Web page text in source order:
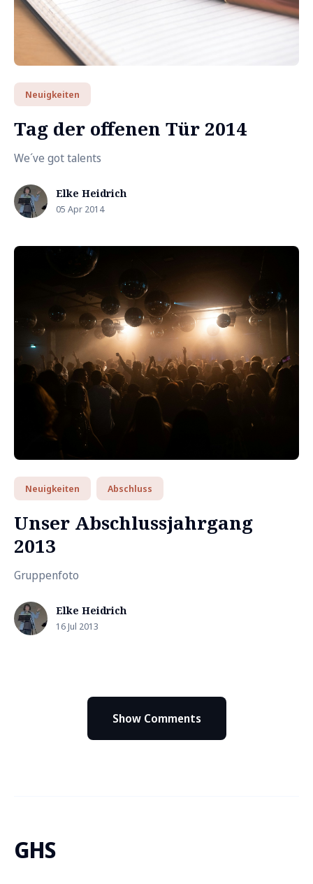
Neuigkeiten
Tag der offenen Tür 2014
We´ve got talents
Elke Heidrich
05 Apr 2014
Neuigkeiten Abschluss
Unser Abschlussjahrgang
2013
Gruppenfoto
Elke Heidrich
16 Jul 2013
Show Comments
GHS